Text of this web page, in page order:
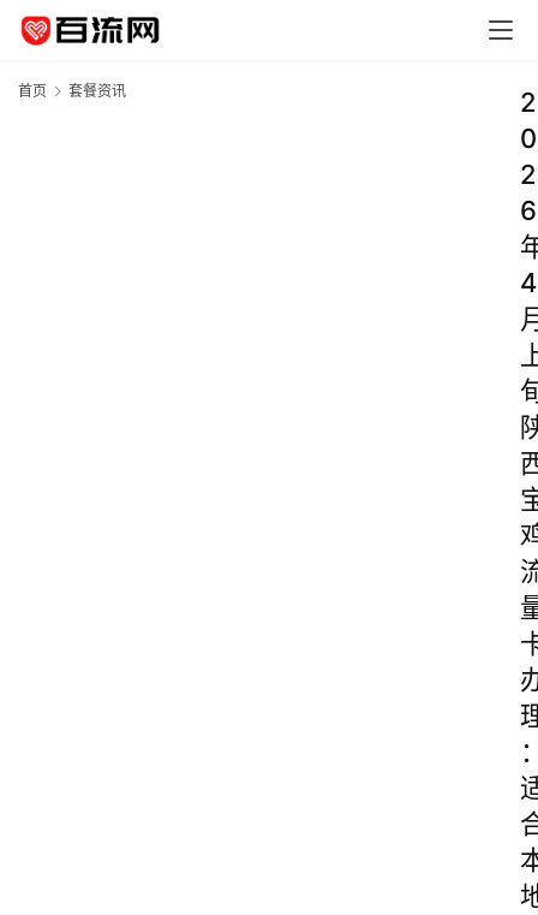
首页 套餐资讯
2
0
2
6
4